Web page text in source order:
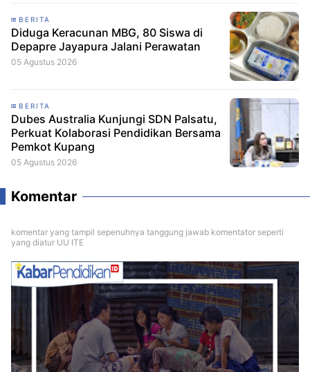
BERITA
Diduga Keracunan MBG, 80 Siswa di
Depapre Jayapura Jalani Perawatan
05 Agustus 2026
BERITA
Dubes Australia Kunjungi SDN Palsatu,
Perkuat Kolaborasi Pendidikan Bersama
Pemkot Kupang
05 Agustus 2026
Komentar
komentar yang tampil sepenuhnya tanggung jawab komentator seperti
yang diatur UU ITE